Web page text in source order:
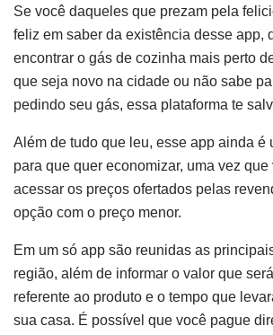
Se você daqueles que prezam pela
feliz em saber da existência desse app,
encontrar o gás de cozinha mais perto
que seja novo na cidade ou não sabe
pedindo seu gás, essa plataforma te
Além de tudo que leu, esse app ainda é
para que quer economizar, uma vez que
acessar os preços ofertados pelas
opção com o preço menor.
Em um só app são reunidas as
região, além de informar o valor que
referente ao produto e o tempo que
sua casa. É possível que você pague